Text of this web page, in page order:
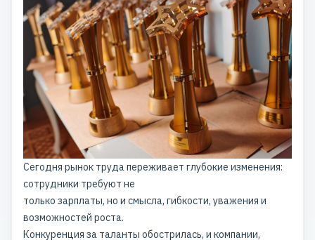
Сегодня рынок труда переживает глубокие изменения:
сотрудники требуют не
только зарплаты, но и смысла, гибкости, уважения и
возможностей роста.
Конкуренция за таланты обострилась, и компании,